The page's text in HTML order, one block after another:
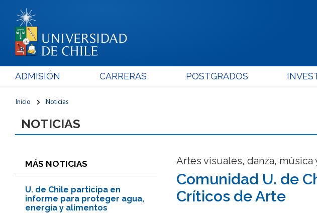
ADMISIÓN CARRERAS POSTGRADOS
Inicio Noticias
NOTICIAS
MÁS NOTICIAS
U. de Chile participa en
informe para proteger agua,
energía y alimentos
Artes visuales, danza, música
Comunidad U. de
Críticos de Arte